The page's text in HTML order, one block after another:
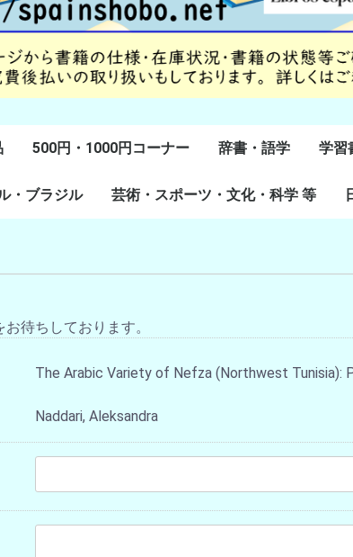
500円・1000円コーナー 辞書・語学
スペイン語
ポルトガル語
Lenguas Ibericas
Lenguas Indigenas
スペインの教科書
その他
学習
学
副
絵
・ブラジル 芸術・スポーツ・文化・科学 等
待ちしております。
The Arabic Variety of Nefza (Northwest
Naddari, Aleksandra